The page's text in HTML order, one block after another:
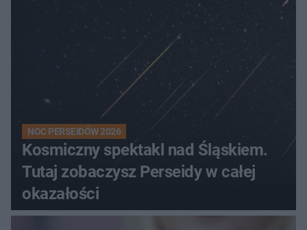
NOC PERSEIDÓW 2026
Kosmiczny spektakl nad Śląskiem.
Tutaj zobaczysz Perseidy w całej
okazałości